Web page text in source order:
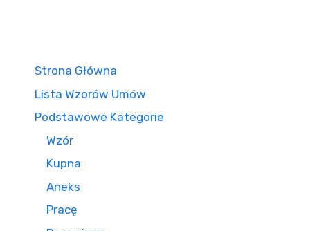
Strona Główna
Lista Wzorów Umów
Podstawowe Kategorie
Wzór
Kupna
Aneks
Pracę